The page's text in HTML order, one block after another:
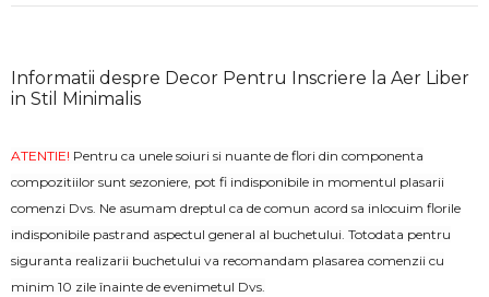
Informatii despre Decor Pentru Inscriere la Aer Liber
in Stil Minimalis
ATENTIE! Pentru ca unele soiuri si nuante de flori din componenta
compozitiilor sunt sezoniere, pot fi indisponibile in momentul plasarii
comenzi Dvs. Ne asumam dreptul ca de comun acord sa inlocuim florile
indisponibile pastrand aspectul general al buchetului. Totodata pentru
siguranta realizarii buchetului va recomandam plasarea comenzii cu
minim 10 zile înainte de evenimetul Dvs.